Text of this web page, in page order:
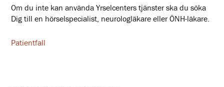
Om du inte kan använda Yrselcenters tjänster ska du söka
Dig till en hörselspecialist, neurologläkare eller ÖNH-läkare.
Patientfall